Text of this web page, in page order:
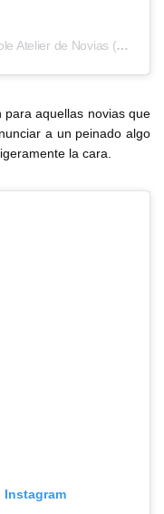
Una publicación compartida de Valensole Atelier de Novias (@valensoleatelier)
para aquellas novias que
a un peinado algo
la cara.
Instagram